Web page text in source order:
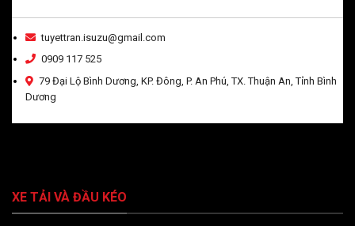
tuyettran.isuzu@gmail.com
0909 117 525
79 Đại Lộ Bình Dương, KP. Đông, P. An Phú, TX. Thuận An, Tỉnh Bình
Dương
XE TẢI VÀ ĐẦU KÉO